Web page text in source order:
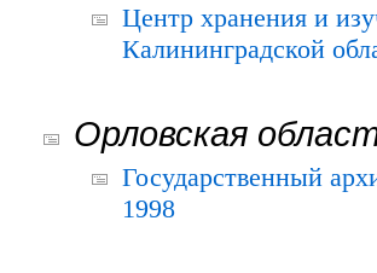
Центр хранения и
Калининградской
Орловская
Государственный
1998